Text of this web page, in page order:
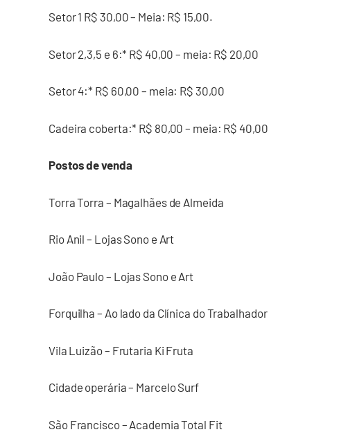
Setor 1 R$ 30,00 – Meia: R$ 15,00.
Setor 2,3,5 e 6:* R$ 40,00 – meia: R$ 20,00
Setor 4:* R$ 60,00 – meia: R$ 30,00
Cadeira coberta:* R$ 80,00 – meia: R$ 40,00
Postos de venda
Torra Torra – Magalhães de Almeida
Rio Anil – Lojas Sono e Art
João Paulo – Lojas Sono e Art
Forquilha – Ao lado da Clínica do Trabalhador
Vila Luizão – Frutaria Ki Fruta
Cidade operária – Marcelo Surf
São Francisco – Academia Total Fit